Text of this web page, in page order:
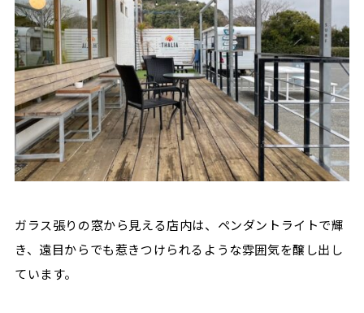
ガラス張りの窓から見える店内は、ペンダントライトで輝
き、遠目からでも惹きつけられるような雰囲気を醸し出し
ています。